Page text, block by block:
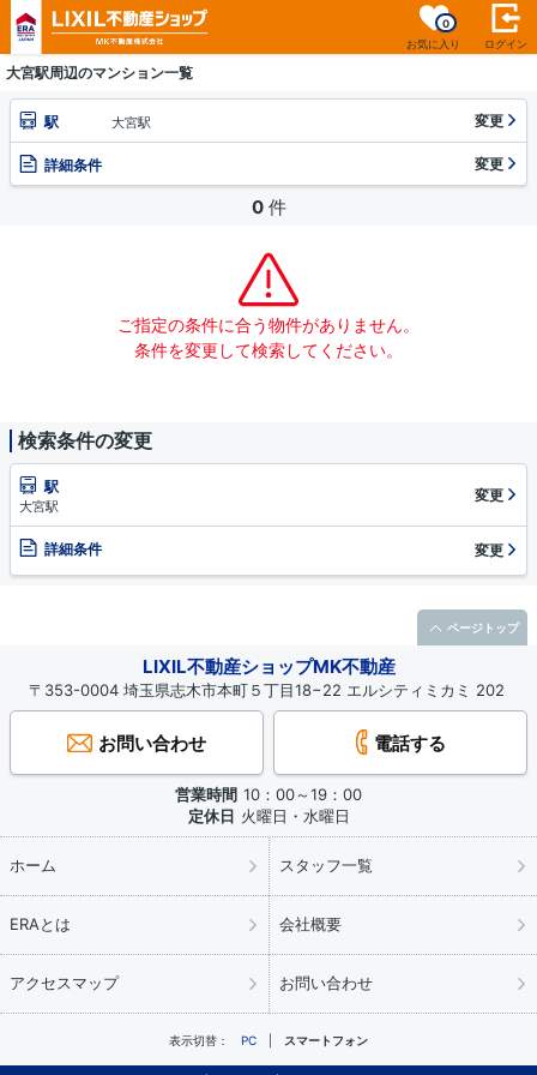
お気に入り
0
ログイン
大宮駅周辺のマンション一覧
駅 大宮駅 変更
詳細条件 変更
0 件
ご指定の条件に合う物件がありません。
条件を変更して検索してください。
検索条件の変更
駅
大宮駅
変更
詳細条件 変更
LIXIL不動産ショップMK不動産
〒353-0004 埼玉県志木市本町５丁目18−22 エルシティミカミ 202
お問い合わせ 電話する
営業時間 10：00～19：00
定休日 火曜日・水曜日
ホーム スタッフ一覧
ERAとは 会社概要
アクセスマップ お問い合わせ
表示切替： PC スマートフォン
ページトップ